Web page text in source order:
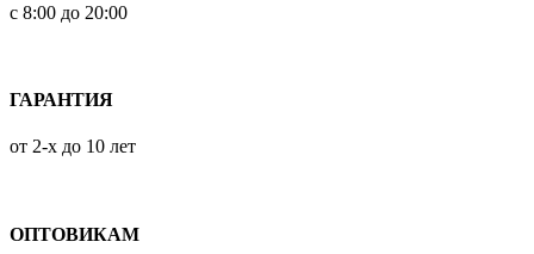
с 8:00 до 20:00
ГАРАНТИЯ
от 2-х до 10 лет
ОПТОВИКАМ